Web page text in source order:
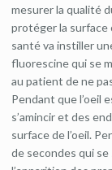
mesurer la qualité
protéger la surface
santé va instiller
fluorescine qui se
au patient de ne
Pendant que l’oeil
s’amincir et des
surface de l’oeil.
de secondes qui